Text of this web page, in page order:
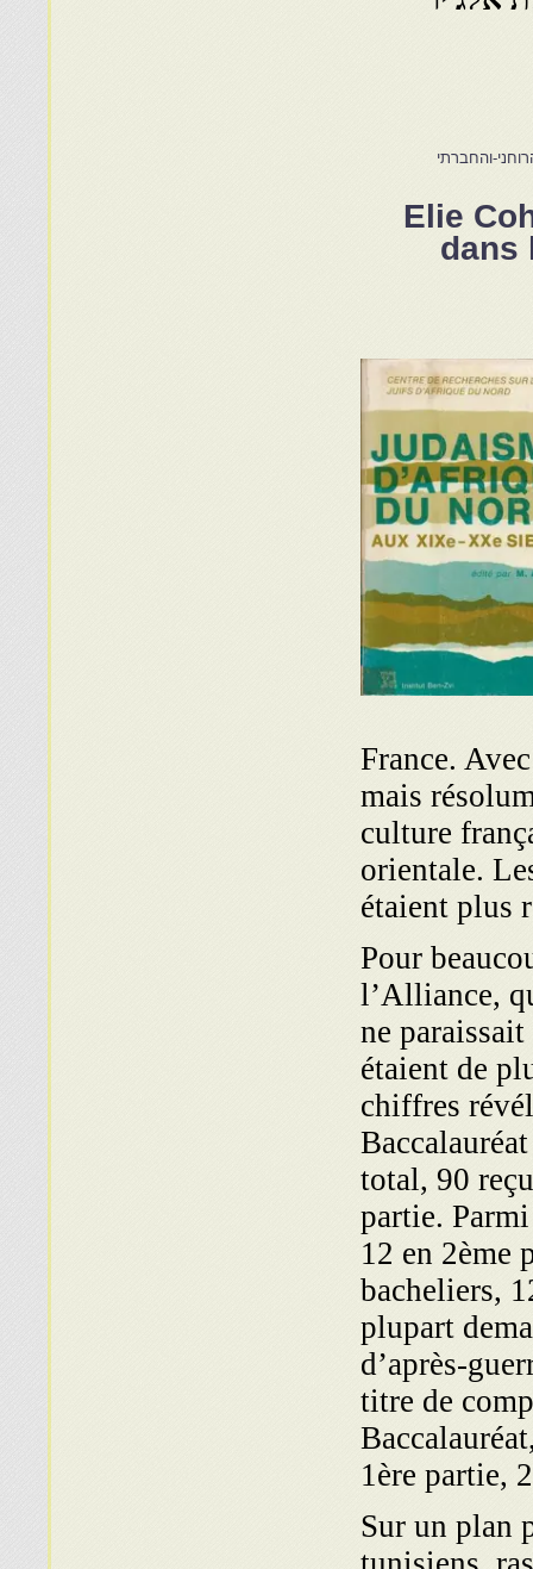
והחברתי
Elie
dans
France.
mais
culture
orientale.
étaient plus
Pour
l’Alliance,
ne
étaient de
chiffres
total, 90
partie.
12 en 2ème
bacheliers,
plupart
d’après-
titre de
1ère partie,
Sur un plan